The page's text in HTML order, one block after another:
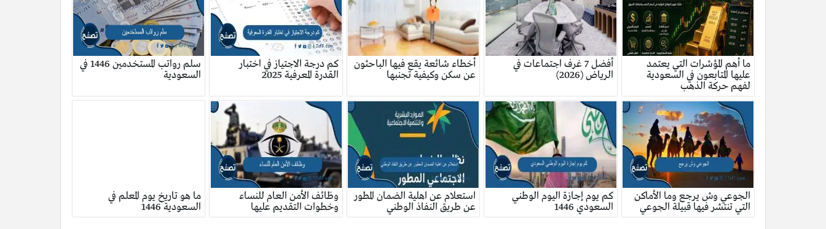
ما أهم المؤشرات التي يعتمد
عليها المتابعون في السعودية
لفهم حركة الذهب
أفضل 7 غرف اجتماعات في
الرياض (2026)
أخطاء شائعة يقع فيها الباحثون
عن سكن وكيفية تجنبها
كم درجة الاجتياز في اختبار
القدرة المعرفية 2025
سلم رواتب المستخدمين 1446 في
السعودية
الجوعي وش يرجع وما الأماكن
التي تنتشر فيها قبيلة الجوعي
كم يوم إجازة اليوم الوطني
السعودي 1446
استعلام عن اهلية الضمان المطور
عن طريق النفاذ الوطني
وظائف الأمن العام للنساء
وخطوات التقديم عليها
ما هو تاريخ يوم المعلم في
السعودية 1446